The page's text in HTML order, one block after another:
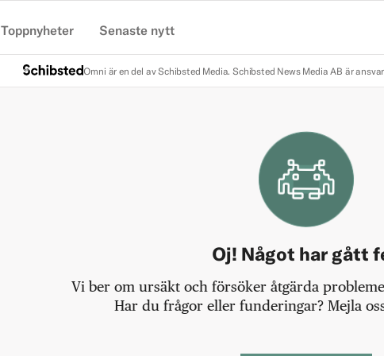
Toppnyheter Senaste nytt
Omni är en del av Schibsted Media. Schibsted News Media AB är
Oj! Något har gått
Vi ber om ursäkt och försöker åtgärda
Har du frågor eller funderingar? Mejla